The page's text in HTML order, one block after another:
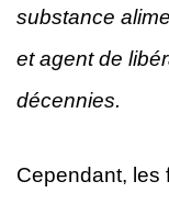
substance
et agent de
décennies.
Cependant, les